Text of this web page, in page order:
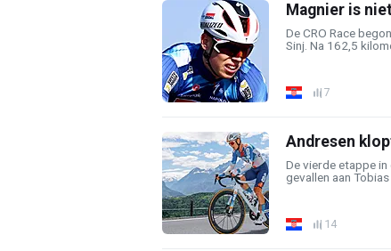
Magnier is
De CRO Race
Sinj. Na 162,5
7
Andresen
De vierde etappe
gevallen aan Tobias
14